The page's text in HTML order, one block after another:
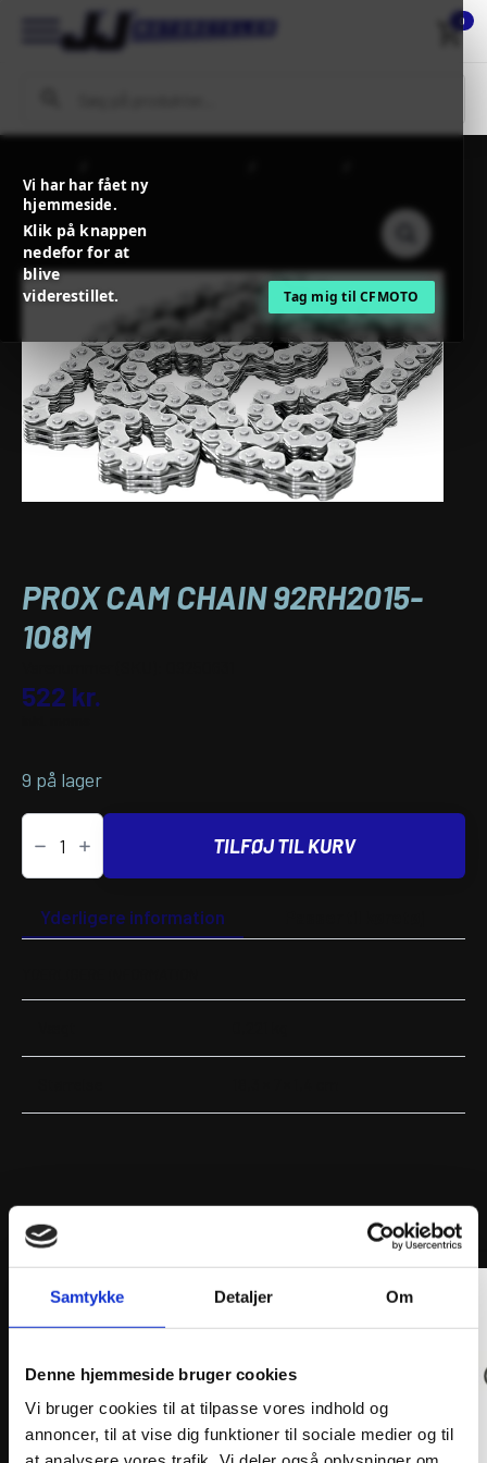
Samtykke Detaljer Om
Denne hjemmeside bruger cookies
Vi bruger cookies til at tilpasse vores indhold og
annoncer, til at vise dig funktioner til sociale medier og til
Vi har har fået ny
hjemmeside.
Klik på knappen
nedefor for at
blive
viderestillet.
Tag mig til CFMOTO
0
CHAIN 92RH2015-108M
PROX CAM CHAIN 92RH2015-
108M
522 kr.
9 på lager
PROX
CHAIN
92RH2015-
antal
TILFØJ TIL KURV
Yderligere information
ANDRE INTERESSANTE VARER